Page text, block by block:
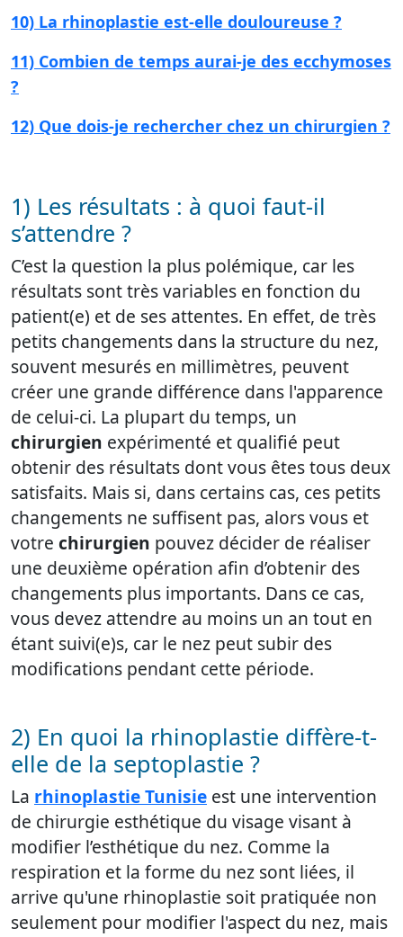
10) La rhinoplastie est-elle douloureuse ?
11) Combien de temps aurai-je des ecchymoses
?
12) Que dois-je rechercher chez un chirurgien ?
1) Les résultats : à quoi faut-il
s’attendre ?
C’est la question la plus polémique, car les
résultats sont très variables en fonction du
patient(e) et de ses attentes. En effet, de très
petits changements dans la structure du nez,
souvent mesurés en millimètres, peuvent
créer une grande différence dans l'apparence
de celui-ci. La plupart du temps, un
chirurgien expérimenté et qualifié peut
obtenir des résultats dont vous êtes tous deux
satisfaits. Mais si, dans certains cas, ces petits
changements ne suffisent pas, alors vous et
votre chirurgien pouvez décider de réaliser
une deuxième opération afin d’obtenir des
changements plus importants. Dans ce cas,
vous devez attendre au moins un an tout en
étant suivi(e)s, car le nez peut subir des
modifications pendant cette période.
2) En quoi la rhinoplastie diffère-t-
elle de la septoplastie ?
La rhinoplastie Tunisie est une intervention
de chirurgie esthétique du visage visant à
modifier l’esthétique du nez. Comme la
respiration et la forme du nez sont liées, il
arrive qu'une rhinoplastie soit pratiquée non
seulement pour modifier l'aspect du nez, mais